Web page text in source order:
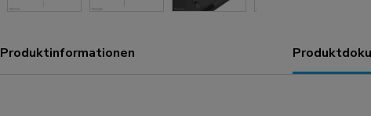
Displays auch
wurde speziell
Produktinformationen